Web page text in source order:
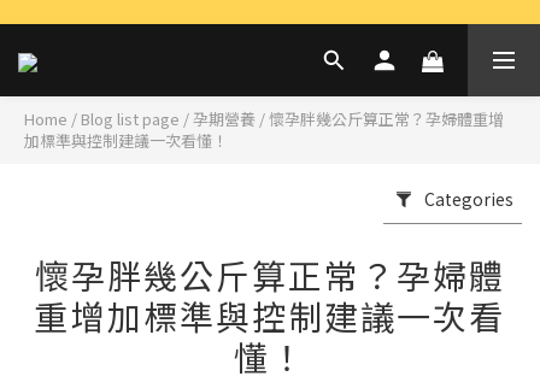
Home / Blog list page /孕期營養 /懷孕胖幾公斤算正常？孕婦體重增
加標準與控制建議一次看懂！
Categories
懷孕胖幾公斤算正常？孕婦體
重增加標準與控制建議一次看
懂！